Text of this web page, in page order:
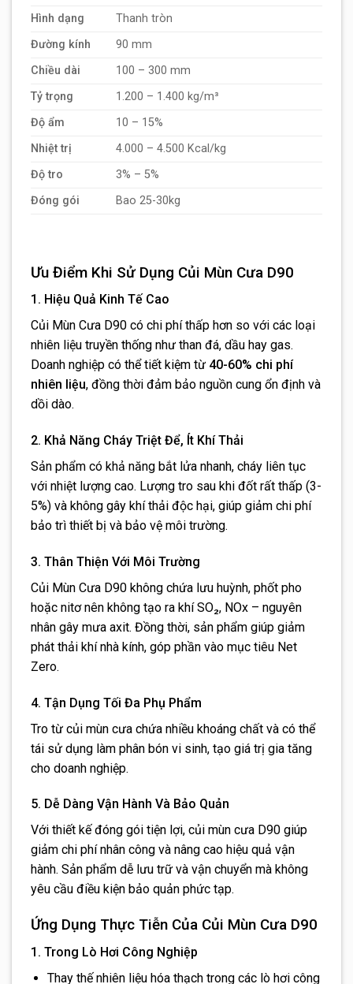
Hình dạng
Thanh tròn
Đường kính
90 mm
Chiều dài
100 – 300 mm
Tỷ trọng
1.200 – 1.400 kg/m³
Độ ẩm
10 – 15%
Nhiệt trị
4.000 – 4.500 Kcal/kg
Độ tro
3% – 5%
Đóng gói
Bao 25-30kg
Ưu Điểm Khi Sử Dụng Củi Mùn Cưa D90
1. Hiệu Quả Kinh Tế Cao
Củi Mùn Cưa D90 có chi phí thấp hơn so với các loại
nhiên liệu truyền thống như than đá, dầu hay gas.
Doanh nghiệp có thể tiết kiệm từ 40-60% chi phí
nhiên liệu, đồng thời đảm bảo nguồn cung ổn định và
dồi dào.
2. Khả Năng Cháy Triệt Để, Ít Khí Thải
Sản phẩm có khả năng bắt lửa nhanh, cháy liên tục
với nhiệt lượng cao. Lượng tro sau khi đốt rất thấp (3-
5%) và không gây khí thải độc hại, giúp giảm chi phí
bảo trì thiết bị và bảo vệ môi trường.
3. Thân Thiện Với Môi Trường
Củi Mùn Cưa D90 không chứa lưu huỳnh, phốt pho
hoặc nitơ nên không tạo ra khí SO₂, NOx – nguyên
nhân gây mưa axit. Đồng thời, sản phẩm giúp giảm
phát thải khí nhà kính, góp phần vào mục tiêu Net
Zero.
4. Tận Dụng Tối Đa Phụ Phẩm
Tro từ củi mùn cưa chứa nhiều khoáng chất và có thể
tái sử dụng làm phân bón vi sinh, tạo giá trị gia tăng
cho doanh nghiệp.
5. Dễ Dàng Vận Hành Và Bảo Quản
Với thiết kế đóng gói tiện lợi, củi mùn cưa D90 giúp
giảm chi phí nhân công và nâng cao hiệu quả vận
hành. Sản phẩm dễ lưu trữ và vận chuyển mà không
yêu cầu điều kiện bảo quản phức tạp.
Ứng Dụng Thực Tiễn Của Củi Mùn Cưa D90
1. Trong Lò Hơi Công Nghiệp
Thay thế nhiên liệu hóa thạch trong các lò hơi công